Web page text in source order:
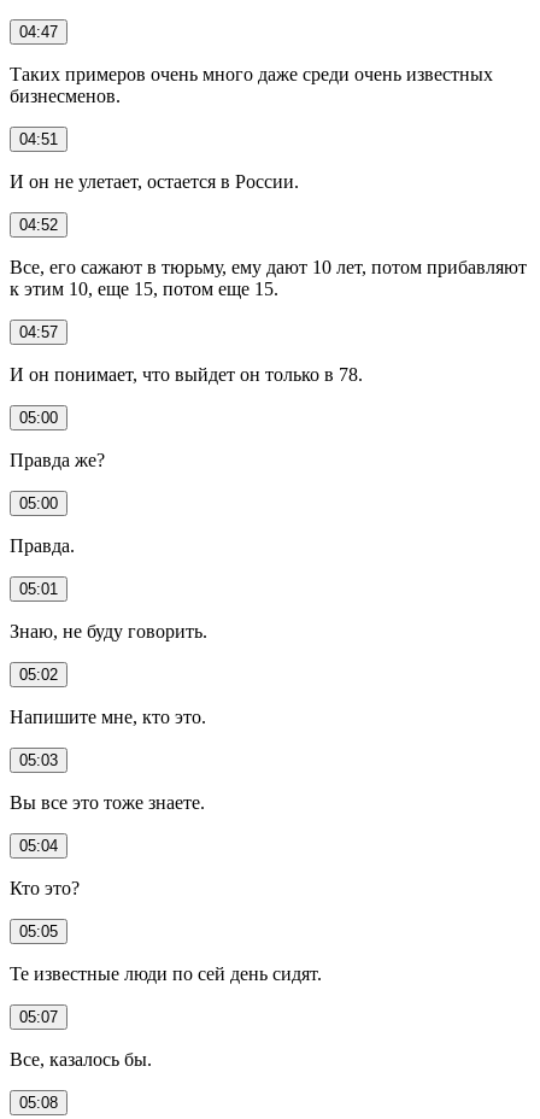
04:47
Таких примеров очень много даже среди очень известных
бизнесменов.
04:51
И он не улетает, остается в России.
04:52
Все, его сажают в тюрьму, ему дают 10 лет, потом прибавляют
к этим 10, еще 15, потом еще 15.
04:57
И он понимает, что выйдет он только в 78.
05:00
Правда же?
05:00
Правда.
05:01
Знаю, не буду говорить.
05:02
Напишите мне, кто это.
05:03
Вы все это тоже знаете.
05:04
Кто это?
05:05
Те известные люди по сей день сидят.
05:07
Все, казалось бы.
05:08